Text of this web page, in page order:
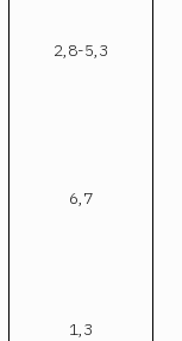
2,8-5,3
6,7
1,3